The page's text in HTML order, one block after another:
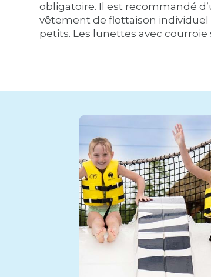
obligatoire. Il est recommandé
vêtement de flottaison
petits. Les lunettes avec courroie